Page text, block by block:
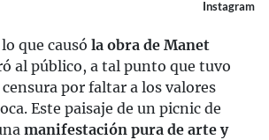
Instagram
que causó la obra de Manet
al público, a tal punto que tuvo
por faltar a los valores
Este paisaje de un picnic de
manifestación pura de arte y